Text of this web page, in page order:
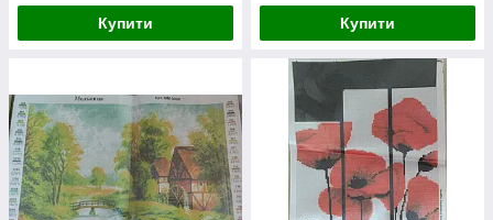
Купити Купити